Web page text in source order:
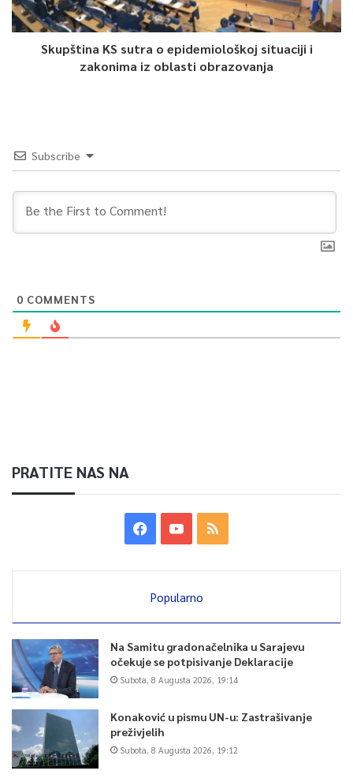
Skupština KS sutra o epidemiološkoj situaciji i
zakonima iz oblasti obrazovanja
Subscribe
0 COMMENTS
PRATITE NAS NA
Popularno
Na Samitu gradonačelnika u Sarajevu
očekuje se potpisivanje Deklaracije
Subota, 8 Augusta 2026, 19:14
Konaković u pismu UN-u: Zastrašivanje
preživjelih
Subota, 8 Augusta 2026, 19:12